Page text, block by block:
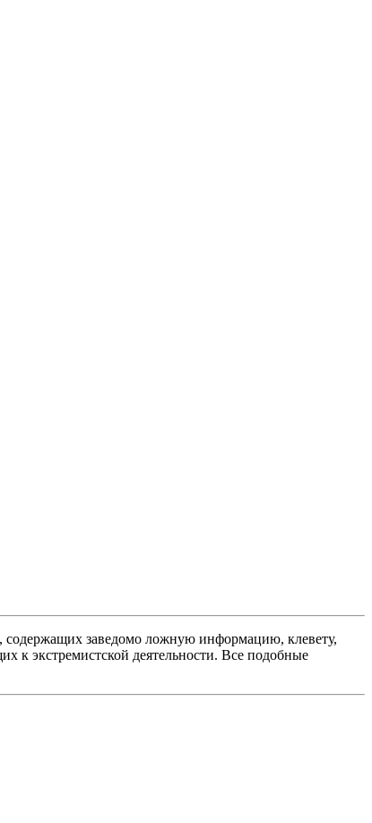
заведомо ложную информацию, клевету,
к экстремистской деятельности. Все подобные